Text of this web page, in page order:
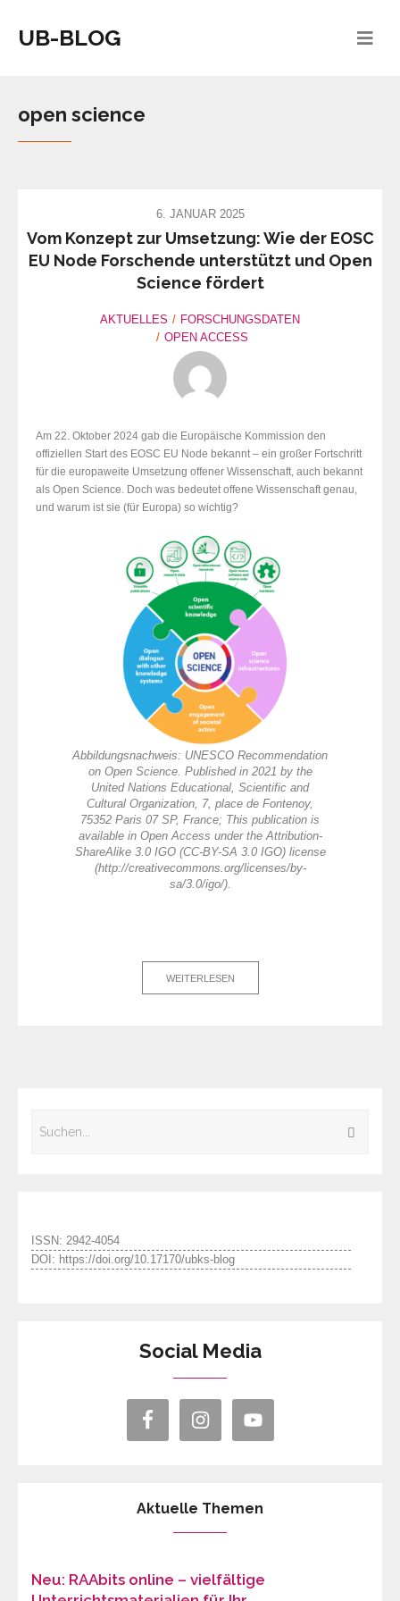
UB-BLOG
open science
6. JANUAR 2025
Vom Konzept zur Umsetzung: Wie der EOSC
EU Node Forschende unterstützt und Open
Science fördert
AKTUELLES
FORSCHUNGSDATEN
OPEN ACCESS
Am 22. Oktober 2024 gab die Europäische Kommission den
offiziellen Start des EOSC EU Node bekannt – ein großer Fortschritt
für die europaweite Umsetzung offener Wissenschaft, auch bekannt
als Open Science. Doch was bedeutet offene Wissenschaft genau,
und warum ist sie (für Europa) so wichtig?
Abbildungsnachweis: UNESCO Recommendation
on Open Science. Published in 2021 by the
United Nations Educational, Scientific and
Cultural Organization, 7, place de Fontenoy,
75352 Paris 07 SP, France; This publication is
available in Open Access under the Attribution-
ShareAlike 3.0 IGO (CC-BY-SA 3.0 IGO) license
(http://creativecommons.org/licenses/by-
sa/3.0/igo/).
WEITERLESEN
ISSN: 2942-4054
DOI: https://doi.org/10.17170/ubks-blog
Social Media
Aktuelle Themen
Neu: RAAbits online – vielfältige